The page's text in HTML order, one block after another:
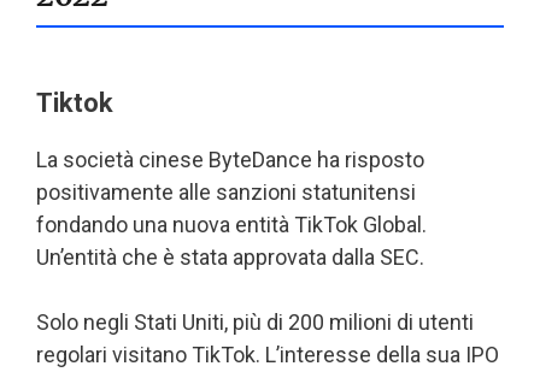
Tiktok
La società cinese ByteDance ha risposto
positivamente alle sanzioni statunitensi
fondando una nuova entità TikTok Global.
Un’entità che è stata approvata dalla SEC.
Solo negli Stati Uniti, più di 200 milioni di utenti
regolari visitano TikTok. L’interesse della sua IPO